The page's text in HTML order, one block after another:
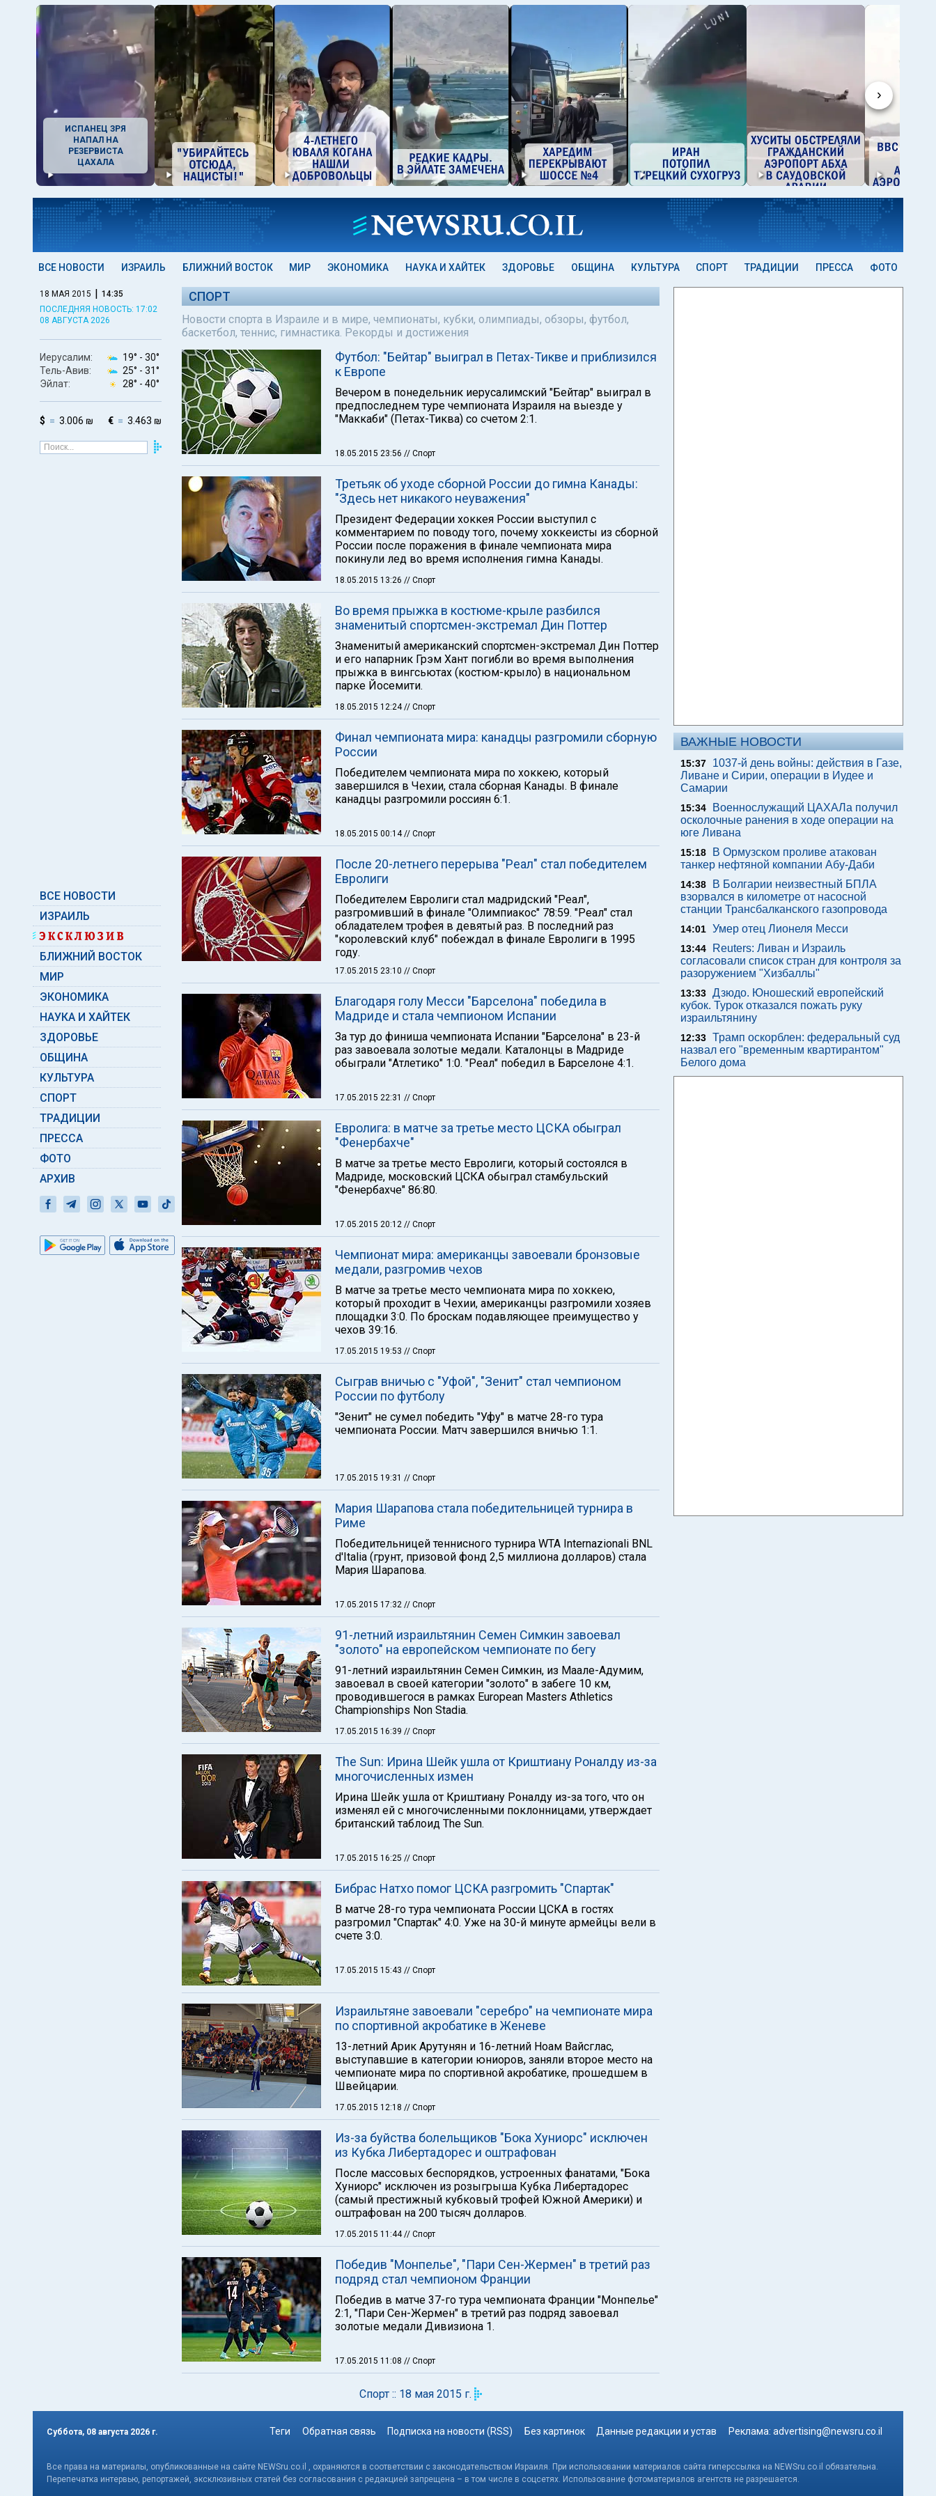
›
ИСПАНЕЦ ЗРЯ
НАПАЛ НА
РЕЗЕРВИСТА
ЦАХАЛА
ВСЕ НОВОСТИ ИЗРАИЛЬ БЛИЖНИЙ ВОСТОК МИР ЭКОНОМИКА НАУКА И ХАЙТЕК ЗДОРОВЬЕ ОБЩИНА КУЛЬТУРА СПОРТ ТРАДИЦИИ ПРЕССА ФОТО
18 МАЯ 2015 | 14:35
ПОСЛЕДНЯЯ НОВОСТЬ: 17:02
08 АВГУСТА 2026
Иерусалим: 19° - 30°
Тель-Авив:
25° - 31°
Эйлат:
28° - 40°
$ 3.006 ₪ € 3.463 ₪
ВСЕ НОВОСТИ
ИЗРАИЛЬ
БЛИЖНИЙ ВОСТОК
МИР
ЭКОНОМИКА
НАУКА И ХАЙТЕК
ЗДОРОВЬЕ
ОБЩИНА
КУЛЬТУРА
СПОРТ
ТРАДИЦИИ
ПРЕССА
ФОТО
АРХИВ
СПОРТ
Новости спорта в Израиле и в мире, чемпионаты, кубки, олимпиады, обзоры, футбол,
баскетбол, теннис, гимнастика. Рекорды и достижения
Футбол: "Бейтар" выиграл в Петах-Тикве и приблизился
к Европе
Вечером в понедельник иерусалимский "Бейтар" выиграл в
предпоследнем туре чемпионата Израиля на выезде у
"Маккаби" (Петах-Тиква) со счетом 2:1.
18.05.2015 23:56 // Спорт
Третьяк об уходе сборной России до гимна Канады:
"Здесь нет никакого неуважения"
Президент Федерации хоккея России выступил с
комментарием по поводу того, почему хоккеисты из сборной
России после поражения в финале чемпионата мира
покинули лед во время исполнения гимна Канады.
18.05.2015 13:26 // Спорт
Во время прыжка в костюме-крыле разбился
знаменитый спортсмен-экстремал Дин Поттер
Знаменитый американский спортсмен-экстремал Дин Поттер
и его напарник Грэм Хант погибли во время выполнения
прыжка в вингсьютах (костюм-крыло) в национальном
парке Йосемити.
18.05.2015 12:24// Спорт
Финал чемпионата мира: канадцы разгромили сборную
России
Победителем чемпионата мира по хоккею, который
завершился в Чехии, стала сборная Канады. В финале
канадцы разгромили россиян 6:1.
18.05.2015 00:14// Спорт
После 20-летнего перерыва "Реал" стал победителем
Евролиги
Победителем Евролиги стал мадридский "Реал",
разгромивший в финале "Олимпиакос" 78:59. "Реал" стал
обладателем трофея в девятый раз. В последний раз
"королевский клуб" побеждал в финале Евролиги в 1995
году.
17.05.2015 23:10 // Спорт
Благодаря голу Месси "Барселона" победила в
Мадриде и стала чемпионом Испании
За тур до финиша чемпионата Испании "Барселона" в 23-й
раз завоевала золотые медали. Каталонцы в Мадриде
обыграли "Атлетико" 1:0. "Реал" победил в Барселоне 4:1.
17.05.2015 22:31 // Спорт
Евролига: в матче за третье место ЦСКА обыграл
"Фенербахче"
В матче за третье место Евролиги, который состоялся в
Мадриде, московский ЦСКА обыграл стамбульский
"Фенербахче" 86:80.
17.05.2015 20:12 // Спорт
Чемпионат мира: американцы завоевали бронзовые
медали, разгромив чехов
В матче за третье место чемпионата мира по хоккею,
который проходит в Чехии, американцы разгромили хозяев
площадки 3:0. По броскам подавляющее преимущество у
чехов 39:16.
17.05.2015 19:53 // Спорт
Сыграв вничью с "Уфой", "Зенит" стал чемпионом
России по футболу
"Зенит" не сумел победить "Уфу" в матче 28-го тура
чемпионата России. Матч завершился вничью 1:1.
17.05.2015 19:31 // Спорт
Мария Шарапова стала победительницей турнира в
Риме
Победительницей теннисного турнира WTA Internazionali BNL
d'Italia (грунт, призовой фонд 2,5 миллиона долларов) стала
Мария Шарапова.
17.05.2015 17:32 // Спорт
91-летний израильтянин Семен Симкин завоевал
"золото" на европейском чемпионате по бегу
91-летний израильтянин Семен Симкин, из Маале-Адумим,
завоевал в своей категории "золото" в забеге 10 км,
проводившегося в рамках European Masters Athletics
Championships Non Stadia.
17.05.2015 16:39 // Спорт
The Sun: Ирина Шейк ушла от Криштиану Роналду из-за
многочисленных измен
Ирина Шейк ушла от Криштиану Роналду из-за того, что он
изменял ей с многочисленными поклонницами, утверждает
британский таблоид The Sun.
17.05.2015 16:25 // Спорт
Бибрас Натхо помог ЦСКА разгромить "Спартак"
В матче 28-го тура чемпионата России ЦСКА в гостях
разгромил "Спартак" 4:0. Уже на 30-й минуте армейцы вели в
счете 3:0.
17.05.2015 15:43 // Спорт
Израильтяне завоевали "серебро" на чемпионате мира
по спортивной акробатике в Женеве
13-летний Арик Арутунян и 16-летний Ноам Вайсглас,
выступавшие в категории юниоров, заняли второе место на
чемпионате мира по спортивной акробатике, прошедшем в
Швейцарии.
17.05.2015 12:18 // Спорт
Из-за буйства болельщиков "Бока Хуниорс" исключен
из Кубка Либертадорес и оштрафован
После массовых беспорядков, устроенных фанатами, "Бока
Хуниорс" исключен из розыгрыша Кубка Либертадорес
(самый престижный кубковый трофей Южной Америки) и
оштрафован на 200 тысяч долларов.
17.05.2015 11:44// Спорт
Победив "Монпелье", "Пари Сен-Жермен" в третий раз
подряд стал чемпионом Франции
Победив в матче 37-го тура чемпионата Франции "Монпелье"
2:1, "Пари Сен-Жермен" в третий раз подряд завоевал
золотые медали Дивизиона 1.
17.05.2015 11:08 // Спорт
Спорт :: 18 мая 2015 г.
ВАЖНЫЕ НОВОСТИ
15:37
1037-й день войны: действия в Газе,
Ливане и Сирии, операции в Иудее и
Самарии
15:34
Военнослужащий ЦАХАЛа получил
осколочные ранения в ходе операции на
юге Ливана
15:18
В Ормузском проливе атакован
танкер нефтяной компании Абу-Даби
14:38
В Болгарии неизвестный БПЛА
взорвался в километре от насосной
станции Трансбалканского газопровода
14:01 Умер отец Лионеля Месси
13:44
Reuters: Ливан и Израиль
согласовали список стран для контроля за
разоружением "Хизбаллы"
13:33 Дзюдо. Юношеский европейский
кубок. Турок отказался пожать руку
израильтянину
12:33 Трамп оскорблен: федеральный суд
назвал его "временным квартирантом"
Белого дома
Суббота, 08 августа 2026 г. Теги Обратная связь Подписка на новости (RSS) Без картинок Данные редакции и устав Реклама: advertising@newsru.co.il
Все права на материалы, опубликованные на сайте NEWSru.co.il , охраняются в соответствии с законодательством Израиля. При использовании материалов сайта гиперссылка на NEWSru.co.il обязательна.
Перепечатка интервью, репортажей, эксклюзивных статей без согласования с редакцией запрещена – в том числе в соцсетях. Использование фотоматериалов агентств не разрешается.